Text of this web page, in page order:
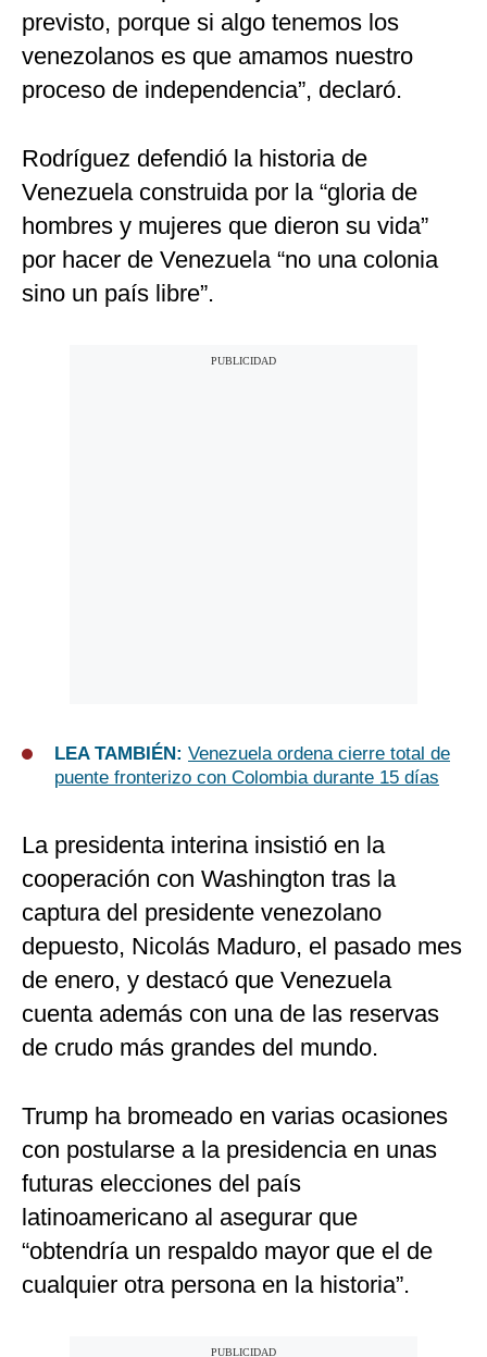
previsto, porque si algo tenemos los
venezolanos es que amamos nuestro
proceso de independencia”, declaró.
Rodríguez defendió la historia de
Venezuela construida por la “gloria de
hombres y mujeres que dieron su vida”
por hacer de Venezuela “no una colonia
sino un país libre”.
LEA TAMBIÉN: Venezuela ordena cierre total de
puente fronterizo con Colombia durante 15 días
La presidenta interina insistió en la
cooperación con Washington tras la
captura del presidente venezolano
depuesto, Nicolás Maduro, el pasado mes
de enero, y destacó que Venezuela
cuenta además con una de las reservas
de crudo más grandes del mundo.
Trump ha bromeado en varias ocasiones
con postularse a la presidencia en unas
futuras elecciones del país
latinoamericano al asegurar que
“obtendría un respaldo mayor que el de
cualquier otra persona en la historia”.